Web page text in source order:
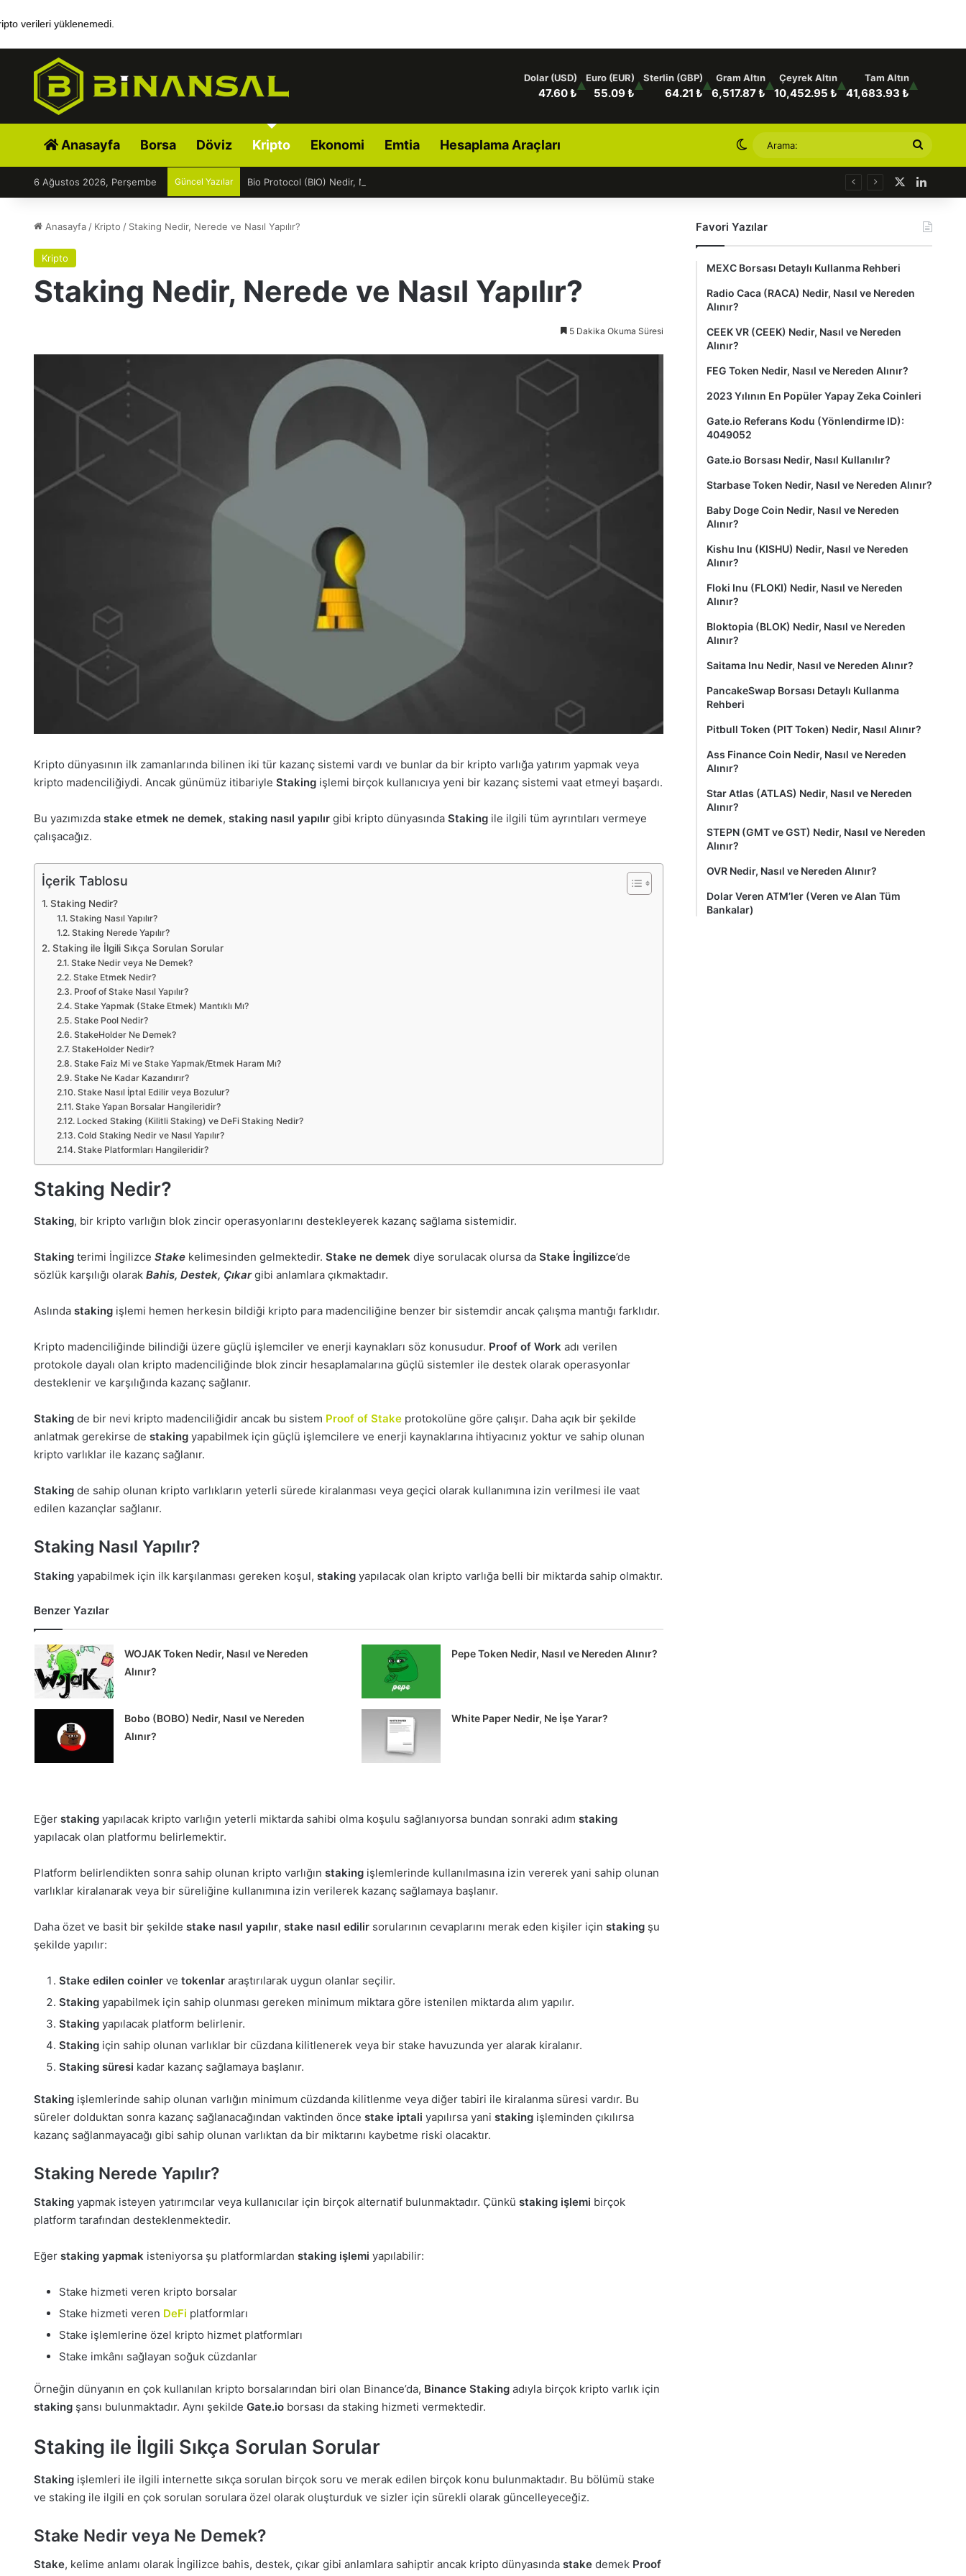
verileri yüklenemedi.
Dolar (USD)
47.60 ₺
Euro (EUR)
55.09 ₺
Sterlin (GBP)
64.21 ₺
Gram Altın
6,517.87 ₺
Çeyrek Altın
10,452.95 ₺
Tam Altın
41,683.93 ₺
Anasayfa Borsa Döviz Kripto Ekonomi Emtia Hesaplama Araçları Dış görünümü değiştir
6 Ağustos 2026, Perşembe Güncel Yazılar Bio Protocol (BIO) Nedir, Nasıl Alınır?
Anasayfa / Kripto / Staking Nedir, Nerede ve Nasıl Yapılır?
Kripto
Staking Nedir, Nerede ve Nasıl Yapılır?
5 Dakika Okuma Süresi
Kripto dünyasının ilk zamanlarında bilinen iki tür kazanç sistemi vardı ve bunlar da bir kripto varlığa yatırım yapmak veya
kripto madenciliğiydi. Ancak günümüz itibariyle Staking işlemi birçok kullanıcıya yeni bir kazanç sistemi vaat etmeyi başardı.
Bu yazımızda stake etmek ne demek, staking nasıl yapılır gibi kripto dünyasında Staking ile ilgili tüm ayrıntıları vermeye
çalışacağız.
İçerik Tablosu
Staking Nedir?
Staking Nasıl Yapılır?
Staking Nerede Yapılır?
Staking ile İlgili Sıkça Sorulan Sorular
Stake Nedir veya Ne Demek?
Stake Etmek Nedir?
Proof of Stake Nasıl Yapılır?
Stake Yapmak (Stake Etmek) Mantıklı Mı?
Stake Pool Nedir?
StakeHolder Ne Demek?
StakeHolder Nedir?
Stake Faiz Mi ve Stake Yapmak/Etmek Haram Mı?
Stake Ne Kadar Kazandırır?
Stake Nasıl İptal Edilir veya Bozulur?
Stake Yapan Borsalar Hangileridir?
Locked Staking (Kilitli Staking) ve DeFi Staking Nedir?
Cold Staking Nedir ve Nasıl Yapılır?
Stake Platformları Hangileridir?
Staking Nedir?
Staking, bir kripto varlığın blok zincir operasyonlarını destekleyerek kazanç sağlama sistemidir.
Staking terimi İngilizce Stake kelimesinden gelmektedir. Stake ne demek diye sorulacak olursa da Stake İngilizce’de
sözlük karşılığı olarak Bahis, Destek, Çıkargibi anlamlara çıkmaktadır.
Aslında staking işlemi hemen herkesin bildiği kripto para madenciliğine benzer bir sistemdir ancak çalışma mantığı farklıdır.
Kripto madenciliğinde bilindiği üzere güçlü işlemciler ve enerji kaynakları söz konusudur. Proof of Work adı verilen
protokole dayalı olan kripto madenciliğinde blok zincir hesaplamalarına güçlü sistemler ile destek olarak operasyonlar
desteklenir ve karşılığında kazanç sağlanır.
Staking de bir nevi kripto madenciliğidir ancak bu sistem Proof of Stake protokolüne göre çalışır. Daha açık bir şekilde
anlatmak gerekirse de staking yapabilmek için güçlü işlemcilere ve enerji kaynaklarına ihtiyacınız yoktur ve sahip olunan
kripto varlıklar ile kazanç sağlanır.
Staking de sahip olunan kripto varlıkların yeterli sürede kiralanması veya geçici olarak kullanımına izin verilmesi ile vaat
edilen kazançlar sağlanır.
Staking Nasıl Yapılır?
Staking yapabilmek için ilk karşılanması gereken koşul, staking yapılacak olan kripto varlığa belli bir miktarda sahip olmaktır.
Benzer Yazılar
WOJAK Token Nedir, Nasıl ve Nereden
Alınır?
Pepe Token Nedir, Nasıl ve Nereden Alınır?
Bobo (BOBO) Nedir, Nasıl ve Nereden
Alınır?
White Paper Nedir, Ne İşe Yarar?
Eğer staking yapılacak kripto varlığın yeterli miktarda sahibi olma koşulu sağlanıyorsa bundan sonraki adım staking
yapılacak olan platformu belirlemektir.
Platform belirlendikten sonra sahip olunan kripto varlığın staking işlemlerinde kullanılmasına izin vererek yani sahip olunan
varlıklar kiralanarak veya bir süreliğine kullanımına izin verilerek kazanç sağlamaya başlanır.
Daha özet ve basit bir şekilde stake nasıl yapılır, stake nasıl edilir sorularının cevaplarını merak eden kişiler için staking şu
şekilde yapılır:
Stake edilen coinler ve tokenlar araştırılarak uygun olanlar seçilir.
Staking yapabilmek için sahip olunması gereken minimum miktara göre istenilen miktarda alım yapılır.
Staking yapılacak platform belirlenir.
Staking için sahip olunan varlıklar bir cüzdana kilitlenerek veya bir stake havuzunda yer alarak kiralanır.
Staking süresi kadar kazanç sağlamaya başlanır.
Staking işlemlerinde sahip olunan varlığın minimum cüzdanda kilitlenme veya diğer tabiri ile kiralanma süresi vardır. Bu
süreler dolduktan sonra kazanç sağlanacağından vaktinden önce stake iptali yapılırsa yani staking işleminden çıkılırsa
kazanç sağlanmayacağı gibi sahip olunan varlıktan da bir miktarını kaybetme riski olacaktır.
Staking Nerede Yapılır?
Staking yapmak isteyen yatırımcılar veya kullanıcılar için birçok alternatif bulunmaktadır. Çünkü staking işlemi birçok
platform tarafından desteklenmektedir.
Eğer staking yapmak isteniyorsa şu platformlardan staking işlemi yapılabilir:
Stake hizmeti veren kripto borsalar
Stake hizmeti veren DeFi platformları
Stake işlemlerine özel kripto hizmet platformları
Stake imkânı sağlayan soğuk cüzdanlar
Örneğin dünyanın en çok kullanılan kripto borsalarından biri olan Binance’da, Binance Staking adıyla birçok kripto varlık için
staking şansı bulunmaktadır. Aynı şekilde Gate.io borsası da staking hizmeti vermektedir.
Staking ile İlgili Sıkça Sorulan Sorular
Staking işlemleri ile ilgili internette sıkça sorulan birçok soru ve merak edilen birçok konu bulunmaktadır. Bu bölümü stake
ve staking ile ilgili en çok sorulan sorulara özel olarak oluşturduk ve sizler için sürekli olarak güncelleyeceğiz.
Stake Nedir veya Ne Demek?
Stake, kelime anlamı olarak İngilizce bahis, destek, çıkar gibi anlamlara sahiptir ancak kripto dünyasında stake demek Proof
Favori Yazılar
MEXC Borsası Detaylı Kullanma Rehberi
Radio Caca (RACA) Nedir, Nasıl ve Nereden
Alınır?
CEEK VR (CEEK) Nedir, Nasıl ve Nereden
Alınır?
FEG Token Nedir, Nasıl ve Nereden Alınır?
2023 Yılının En Popüler Yapay Zeka Coinleri
Gate.io Referans Kodu (Yönlendirme ID):
4049052
Gate.io Borsası Nedir, Nasıl Kullanılır?
Starbase Token Nedir, Nasıl ve Nereden Alınır?
Baby Doge Coin Nedir, Nasıl ve Nereden
Alınır?
Kishu Inu (KISHU) Nedir, Nasıl ve Nereden
Alınır?
Floki Inu (FLOKI) Nedir, Nasıl ve Nereden
Alınır?
Bloktopia (BLOK) Nedir, Nasıl ve Nereden
Alınır?
Saitama Inu Nedir, Nasıl ve Nereden Alınır?
PancakeSwap Borsası Detaylı Kullanma
Rehberi
Pitbull Token (PIT Token) Nedir, Nasıl Alınır?
Ass Finance Coin Nedir, Nasıl ve Nereden
Alınır?
Star Atlas (ATLAS) Nedir, Nasıl ve Nereden
Alınır?
STEPN (GMT ve GST) Nedir, Nasıl ve Nereden
Alınır?
OVR Nedir, Nasıl ve Nereden Alınır?
Dolar Veren ATM’ler (Veren ve Alan Tüm
Bankalar)